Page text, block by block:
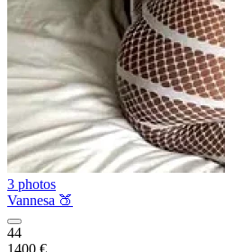
3 photos
Vannesa 🍑
44
1400 €